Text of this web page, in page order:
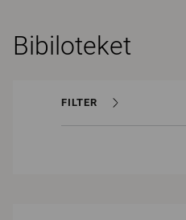
Bibiloteket
FILTER